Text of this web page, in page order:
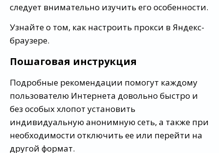
следует внимательно изучить его особенности.
Узнайте о том, как настроить прокси в Яндекс-
браузере.
Пошаговая инструкция
Подробные рекомендации помогут каждому
пользователю Интернета довольно быстро и
без особых хлопот установить
индивидуальную анонимную сеть, а также при
необходимости отключить ее или перейти на
другой формат.